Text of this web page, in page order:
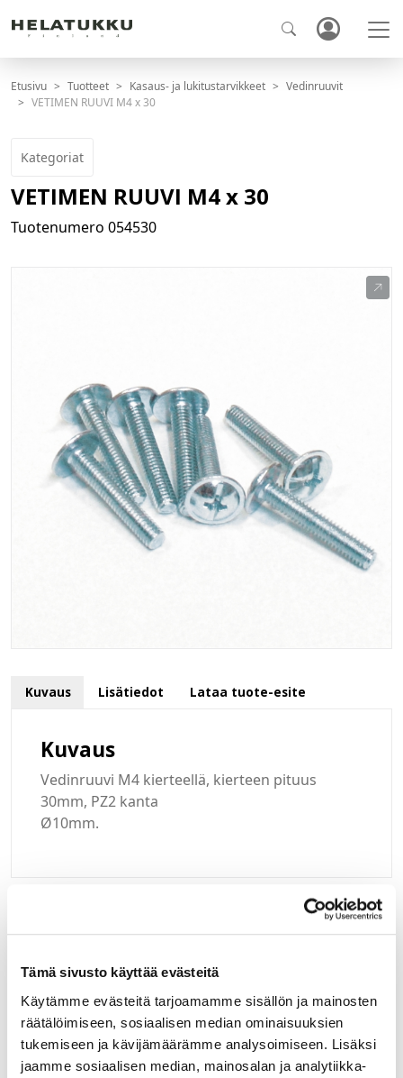
Tämä sivusto käyttää evästeitä
Käytämme evästeitä tarjoamamme sisällön ja mainosten
räätälöimiseen, sosiaalisen median ominaisuuksien
tukemiseen ja kävijämäärämme analysoimiseen. Lisäksi
jaamme sosiaalisen median, mainosalan ja analytiikka-
Etusivu Tuotteet Kasaus- ja lukitustarvikkeet
Vedinruuvit
VETIMEN RUUVI M4 x 30
Kategoriat
VETIMEN RUUVI M4 x 30
Tuotenumero 054530
Kuvaus Lisätiedot Lataa tuote-esite
Kuvaus
Vedinruuvi M4 kierteellä, kierteen pituus
30mm, PZ2 kanta
Ø10mm.
Kirjaudu sisään
Hei yritysasiakas!
Jos teillä ei vielä ole avattuna tunnuksia
verkkokauppaamme, niin olkaa yhteydessä
mail@helatukku.com